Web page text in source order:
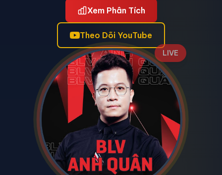
Xem Phân Tích
Theo Dõi YouTube
LIVE